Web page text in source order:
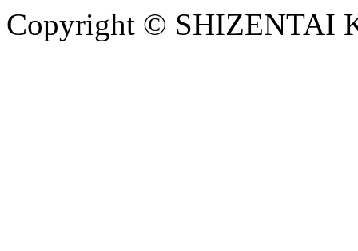
Copyright © SHIZENTAI